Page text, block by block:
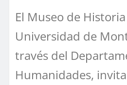
El Museo de
Universidad de
través del
Humanidades,